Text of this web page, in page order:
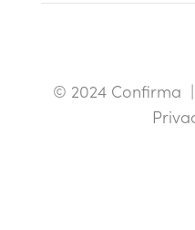
© 2024 Confirma